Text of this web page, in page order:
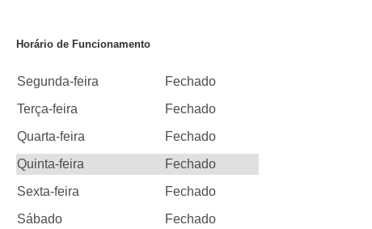
Horário de Funcionamento
Segunda-feira
Fechado
Terça-feira
Fechado
Quarta-feira
Fechado
Quinta-feira
Fechado
Sexta-feira
Fechado
Sábado
Fechado